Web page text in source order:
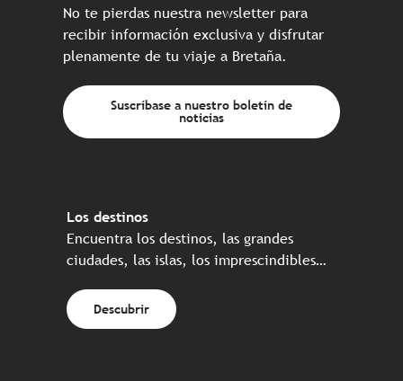
No te pierdas nuestra newsletter para
recibir información exclusiva y disfrutar
plenamente de tu viaje a Bretaña.
Suscríbase a nuestro boletín de
noticias
Los destinos
Encuentra los destinos, las grandes
ciudades, las islas, los imprescindibles…
Descubrir